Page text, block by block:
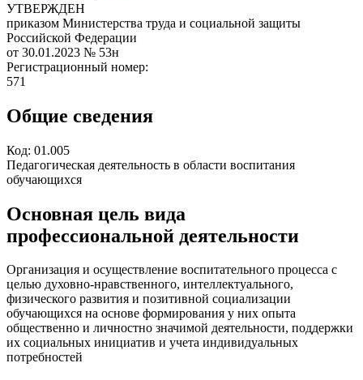
УТВЕРЖДЕН
приказом Министерства труда и социальной защиты
Российской Федерации
от 30.01.2023 № 53н
Регистрационный номер:
571
Общие сведения
Код: 01.005
Педагогическая деятельность в области воспитания
обучающихся
Основная цель вида
профессиональной деятельности
Организация и осуществление воспитательного процесса с
целью духовно-нравственного, интеллектуального,
физического развития и позитивной социализации
обучающихся на основе формирования у них опыта
общественно и личностно значимой деятельности, поддержки
их социальных инициатив и учета индивидуальных
потребностей